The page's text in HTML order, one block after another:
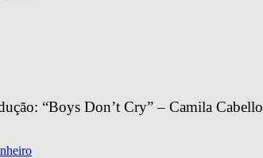
“Boys Don’t Cry” – Camila Cabello